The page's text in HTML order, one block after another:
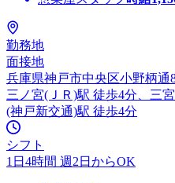
勤務地
面接地
兵庫県神戸市中央区小野柄通
三ノ宮(ＪＲ)駅 徒歩4分、三
(神戸新交通)駅 徒歩4分
シフト
1日4時間 週2日からOK